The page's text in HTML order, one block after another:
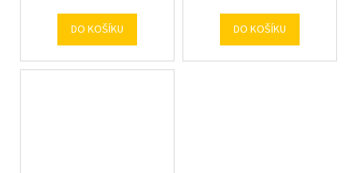
DO KOŠÍKU DO KOŠÍKU